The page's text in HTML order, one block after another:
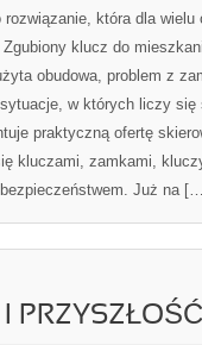
która dla
klucz do
obudowa, problem z
w których liczy się
praktyczną ofertę
kluczami, zamkami,
Już na